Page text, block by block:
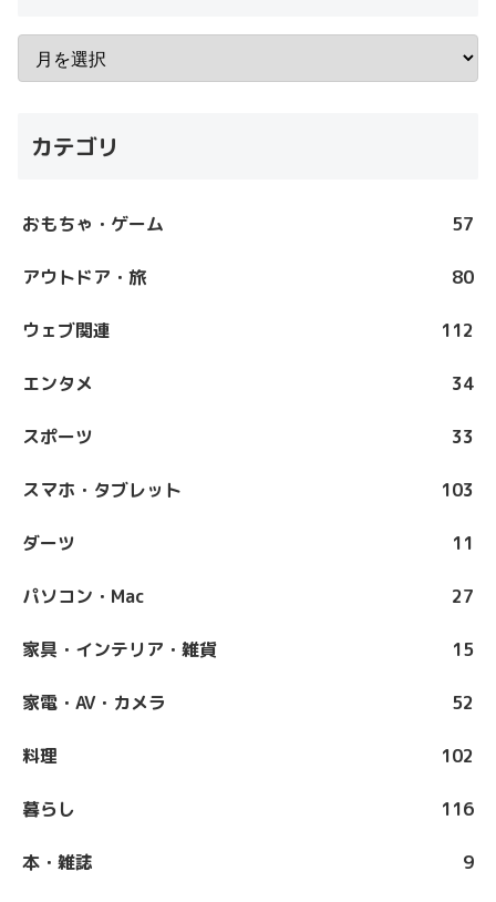
カテゴリ
おもちゃ・ゲーム 57
アウトドア・旅 80
ウェブ関連 112
エンタメ 34
スポーツ 33
スマホ・タブレット 103
ダーツ 11
パソコン・Mac 27
家具・インテリア・雑貨 15
家電・AV・カメラ 52
料理 102
暮らし 116
本・雑誌 9